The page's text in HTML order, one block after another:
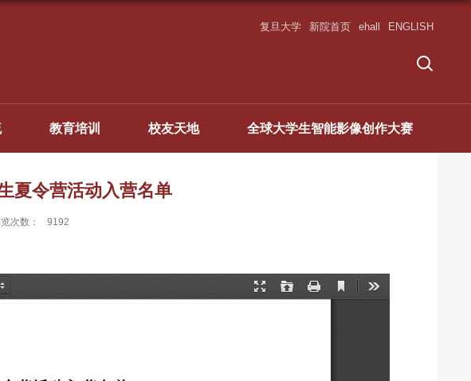
复旦大学 新院首页 ehall ENGLISH
教育培训 校友天地 全球大学生智能影像创作大赛
夏令营活动入营名单
次数： 9192